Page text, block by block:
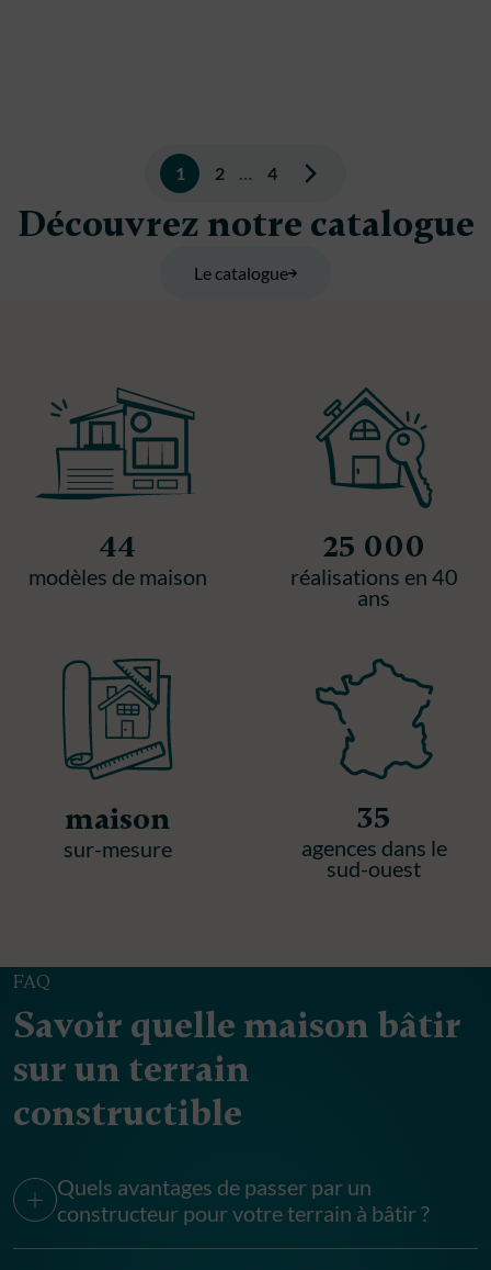
Pagination
des
publications
1 2 … 4
Découvrez notre catalogue
Le catalogue
44
modèles de maison
25 000
réalisations en 40
ans
maison
sur-mesure
35
agences dans le
sud-ouest
FAQ
Savoir quelle maison bâtir
sur un terrain
constructible
Quels avantages de passer par un
constructeur pour votre terrain à bâtir ?